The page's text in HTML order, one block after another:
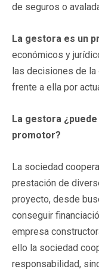
de seguros o
La gestora es un
económicos y
las decisiones de la
frente a ella por
La gestora
promotor?
La sociedad
prestación de
proyecto, desde
conseguir
empresa
ello la sociedad
responsabilidad,